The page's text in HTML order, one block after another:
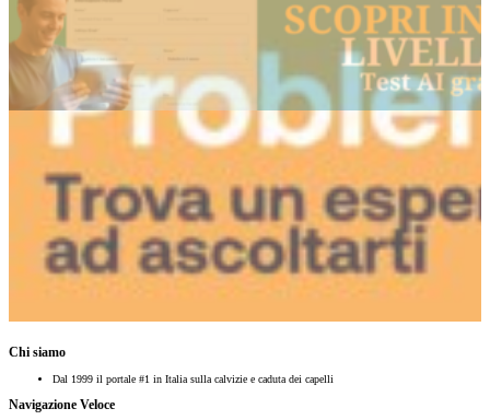
Chi siamo
Dal 1999 il portale #1 in Italia sulla calvizie e caduta dei capelli
Navigazione Veloce